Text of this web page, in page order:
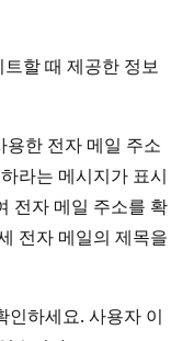
할 때 제공한 정보
한 전자 메일 주소
라는 메시지가 표시
전자 메일 주소를 확
전자 메일의 제목을
인하세요. 사용자 이